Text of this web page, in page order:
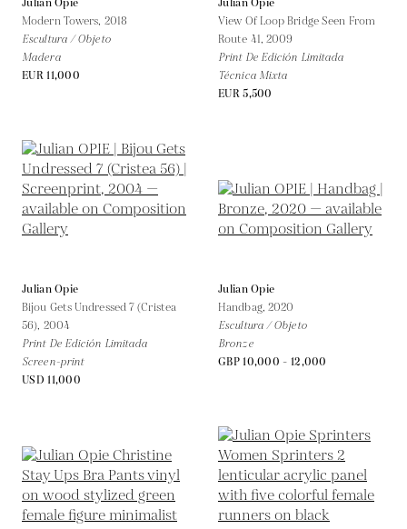
Modern Towers, 2018
Escultura / Objeto
Madera
EUR 11,000
View Of Loop Bridge Seen From
Route 41, 2009
Print De Edición Limitada
Técnica Mixta
EUR 5,500
Julian Opie
Bijou Gets Undressed 7 (Cristea
56), 2004
Print De Edición Limitada
Screen-print
USD 11,000
Julian Opie
Handbag, 2020
Escultura / Objeto
Bronze
GBP 10,000 - 12,000